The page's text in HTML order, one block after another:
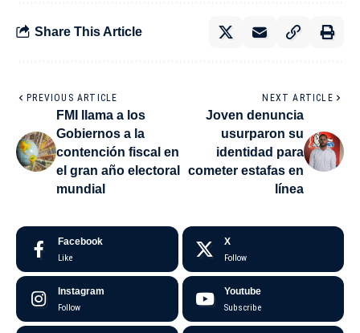
Share This Article
PREVIOUS ARTICLE
FMI llama a los
Gobiernos a la
contención fiscal en
el gran año electoral
mundial
NEXT ARTICLE
Joven denuncia
usurparon su
identidad para
cometer estafas en
línea
Facebook
Like
X
Follow
Instagram
Follow
Youtube
Subscribe